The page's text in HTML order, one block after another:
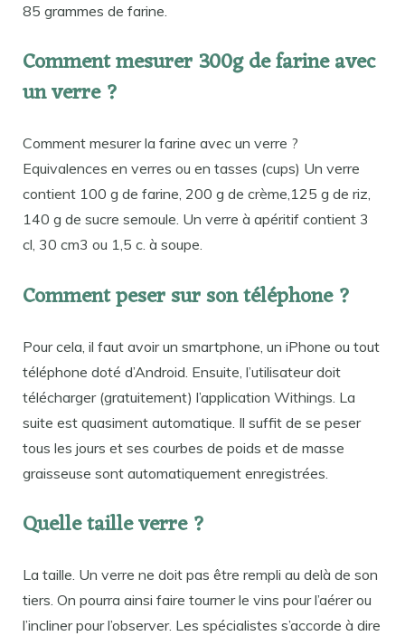
85 grammes de farine.
Comment mesurer 300g de farine avec
un verre ?
Comment mesurer la farine avec un verre ?
Equivalences en verres ou en tasses (cups) Un verre
contient 100 g de farine, 200 g de crème,125 g de riz,
140 g de sucre semoule. Un verre à apéritif contient 3
cl, 30 cm3 ou 1,5 c. à soupe.
Comment peser sur son téléphone ?
Pour cela, il faut avoir un smartphone, un iPhone ou tout
téléphone doté d’Android. Ensuite, l’utilisateur doit
télécharger (gratuitement) l’application Withings. La
suite est quasiment automatique. Il suffit de se peser
tous les jours et ses courbes de poids et de masse
graisseuse sont automatiquement enregistrées.
Quelle taille verre ?
La taille. Un verre ne doit pas être rempli au delà de son
tiers. On pourra ainsi faire tourner le vins pour l’aérer ou
l’incliner pour l’observer. Les spécialistes s’accorde à dire